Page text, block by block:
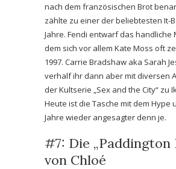
nach dem französischen Brot
zählte zu einer der beliebtesten It-
Jahre. Fendi entwarf das handliche
dem sich vor allem Kate Moss oft
1997. Carrie Bradshaw aka Sarah
verhalf ihr dann aber mit diversen
der Kultserie „Sex and the City“ zu
Heute ist die Tasche mit dem Hype
Jahre wieder angesagter denn je.
#7: Die „Paddington
von Chloé